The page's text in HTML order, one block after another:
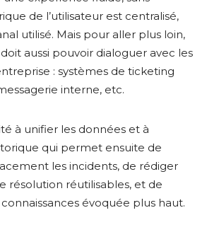
de l’utilisateur est centralisé,
utilisé. Mais pour aller plus loin,
aussi pouvoir dialoguer avec les
: systèmes de ticketing
interne, etc.
à unifier les données et à
qui permet ensuite de
les incidents, de rédiger
résolution réutilisables, et de
évoquée plus haut.